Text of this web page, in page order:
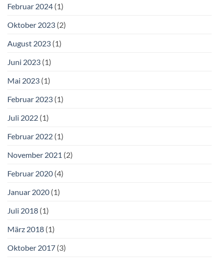
Februar 2024 (1)
Oktober 2023 (2)
August 2023 (1)
Juni 2023 (1)
Mai 2023 (1)
Februar 2023 (1)
Juli 2022 (1)
Februar 2022 (1)
November 2021 (2)
Februar 2020 (4)
Januar 2020 (1)
Juli 2018 (1)
März 2018 (1)
Oktober 2017 (3)